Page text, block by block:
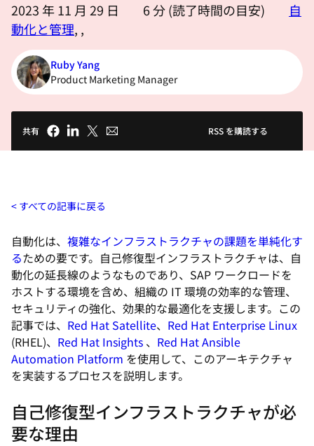
だ
さ
2023 年 11 月 29 日 6分 (読了時間の目安)
自
動化と管理, ,
Ruby Yang
Product Marketing Manager
共有 RSS を購読する
すべての記事に戻る
自動化は、 複雑なインフラストラクチャの課題を単純化す
るための要です。自己修復型インフラストラクチャは、自
動化の延長線のようなものであり、SAP ワークロードを
ホストする環境を含め、組織の IT 環境の効率的な管理、
セキュリティの強化、効果的な最適化を支援します。この
記事では、 Red Hat Satellite、 Red Hat Enterprise Linux
(RHEL)、 Red Hat Insights 、 Red Hat Ansible
Automation Platform を使用して、このアーキテクチャ
を実装するプロセスを説明します。
自己修復型インフラストラクチャが必
要な理由